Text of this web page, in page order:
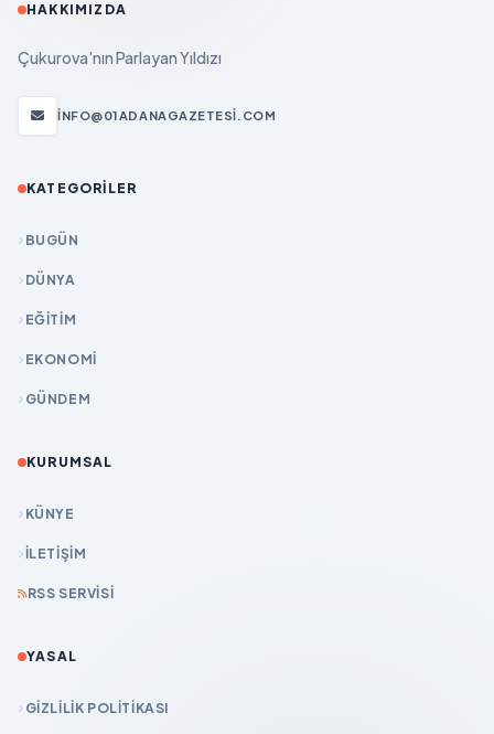
HAKKIMIZDA
Çukurova'nın Parlayan Yıldızı
INFO@01ADANAGAZETESI.COM
KATEGORILER
BUGÜN
DÜNYA
EĞİTİM
EKONOMİ
GÜNDEM
KURUMSAL
KÜNYE
İLETIŞIM
RSS SERVISI
YASAL
GIZLILIK POLITIKASI